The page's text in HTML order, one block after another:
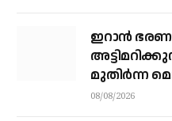
ഇറാന്‍
മുതിര്‍ന്ന
പിരിച്ചുവിട്ടു
08/08/2026